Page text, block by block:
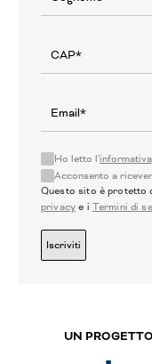
Ho letto l'informativa
Acconsento a
Questo sito è protetto
privacy e i Termini di
Iscriviti
UN PROGETTO